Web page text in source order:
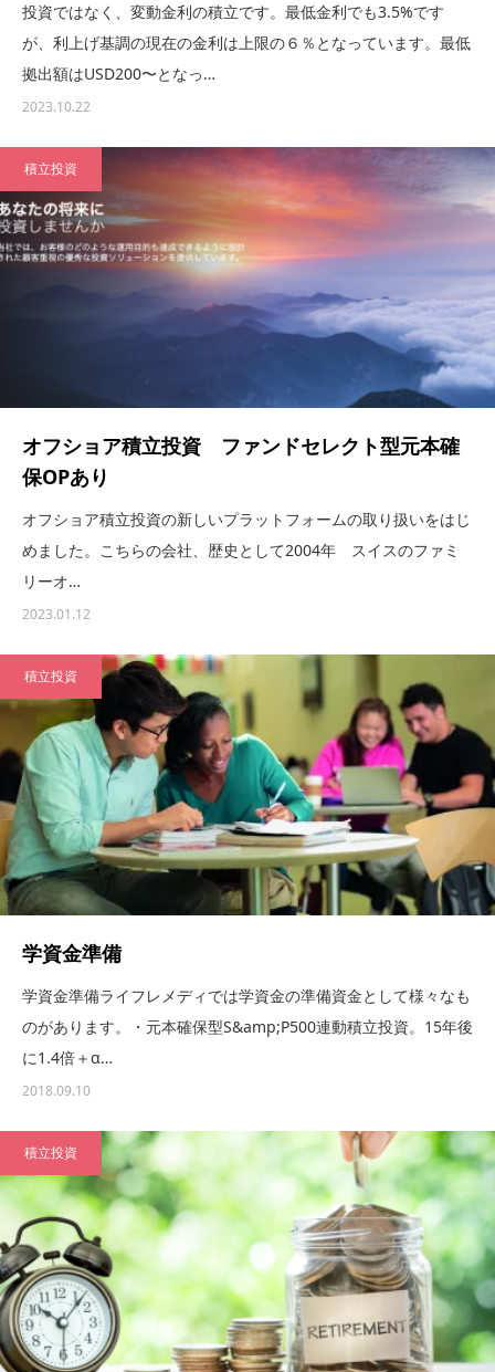
投資ではなく、変動金利の積立です。最低金利でも3.5%です
が、利上げ基調の現在の金利は上限の６％となっています。最低
拠出額はUSD200〜となっ…
2023.10.22
積立投資
オフショア積立投資 ファンドセレクト型元本確
保OPあり
オフショア積立投資の新しいプラットフォームの取り扱いをはじ
めました。こちらの会社、歴史として2004年 スイスのファミ
リーオ…
2023.01.12
積立投資
学資金準備
学資金準備ライフレメディでは学資金の準備資金として様々なも
のがあります。・元本確保型S&amp;P500連動積立投資。15年後
に1.4倍＋α…
2018.09.10
積立投資